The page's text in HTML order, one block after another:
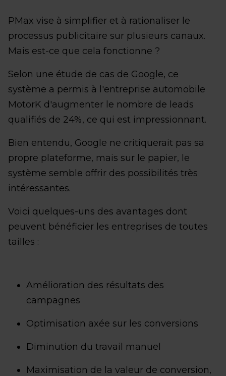
PMax vise à simplifier et à rationaliser le
processus publicitaire sur plusieurs canaux.
Mais est-ce que cela fonctionne ?
Selon une étude de cas de Google, ce
système a permis à l'entreprise automobile
MotorK d'augmenter le nombre de leads
qualifiés de 24%, ce qui est impressionnant.
Bien entendu, Google ne critiquerait pas sa
propre plateforme, mais sur le papier, le
système semble offrir des possibilités très
intéressantes.
Voici quelques-uns des avantages dont
peuvent bénéficier les entreprises de toutes
tailles :
Amélioration des résultats des
campagnes
Optimisation axée sur les conversions
Diminution du travail manuel
Maximisation de la valeur de conversion,